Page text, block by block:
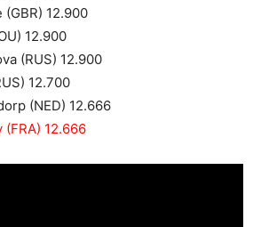
12.900
12.900
(RUS) 12.900
12.700
(NED) 12.666
12.666